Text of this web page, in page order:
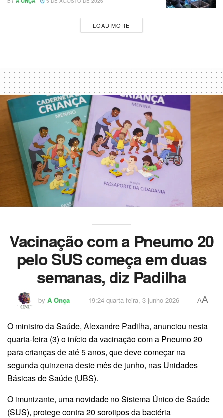
LOAD MORE
Vacinação com a Pneumo 20
pelo SUS começa em duas
semanas, diz Padilha
by A Onça 19:24 quarta-feira, 3 junho 2026 AA
O ministro da Saúde, Alexandre Padilha, anunciou nesta
quarta-feira (3) o início da vacinação com a Pneumo 20
para crianças de até 5 anos, que deve começar na
segunda quinzena deste mês de junho, nas Unidades
Básicas de Saúde (UBS).
O imunizante, uma novidade no Sistema Único de Saúde
(SUS), protege contra 20 sorotipos da bactéria